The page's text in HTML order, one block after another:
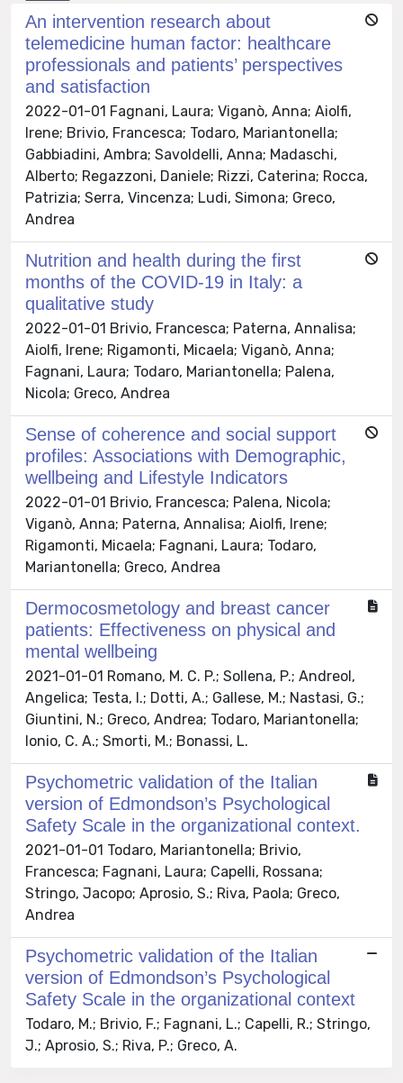
An intervention research about
telemedicine human factor: healthcare
professionals and patients’ perspectives
and satisfaction
2022-01-01 Fagnani, Laura; Viganò, Anna; Aiolfi,
Irene; Brivio, Francesca; Todaro, Mariantonella;
Gabbiadini, Ambra; Savoldelli, Anna; Madaschi,
Alberto; Regazzoni, Daniele; Rizzi, Caterina; Rocca,
Patrizia; Serra, Vincenza; Ludi, Simona; Greco,
Andrea
Nutrition and health during the first
months of the COVID-19 in Italy: a
qualitative study
2022-01-01 Brivio, Francesca; Paterna, Annalisa;
Aiolfi, Irene; Rigamonti, Micaela; Viganò, Anna;
Fagnani, Laura; Todaro, Mariantonella; Palena,
Nicola; Greco, Andrea
Sense of coherence and social support
profiles: Associations with Demographic,
wellbeing and Lifestyle Indicators
2022-01-01 Brivio, Francesca; Palena, Nicola;
Viganò, Anna; Paterna, Annalisa; Aiolfi, Irene;
Rigamonti, Micaela; Fagnani, Laura; Todaro,
Mariantonella; Greco, Andrea
Dermocosmetology and breast cancer
patients: Effectiveness on physical and
mental wellbeing
2021-01-01 Romano, M. C. P.; Sollena, P.; Andreol,
Angelica; Testa, I.; Dotti, A.; Gallese, M.; Nastasi, G.;
Giuntini, N.; Greco, Andrea; Todaro, Mariantonella;
Ionio, C. A.; Smorti, M.; Bonassi, L.
Psychometric validation of the Italian
version of Edmondson’s Psychological
Safety Scale in the organizational context.
2021-01-01 Todaro, Mariantonella; Brivio,
Francesca; Fagnani, Laura; Capelli, Rossana;
Stringo, Jacopo; Aprosio, S.; Riva, Paola; Greco,
Andrea
Psychometric validation of the Italian
version of Edmondson’s Psychological
Safety Scale in the organizational context
Todaro, M.; Brivio, F.; Fagnani, L.; Capelli, R.; Stringo,
J.; Aprosio, S.; Riva, P.; Greco, A.